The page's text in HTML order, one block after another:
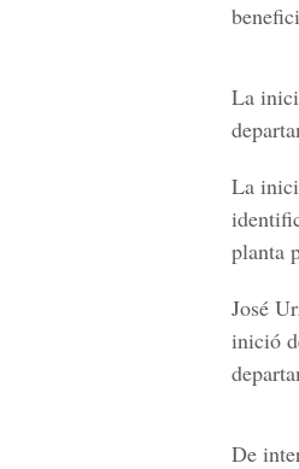
La
La
planta
José
inició
De